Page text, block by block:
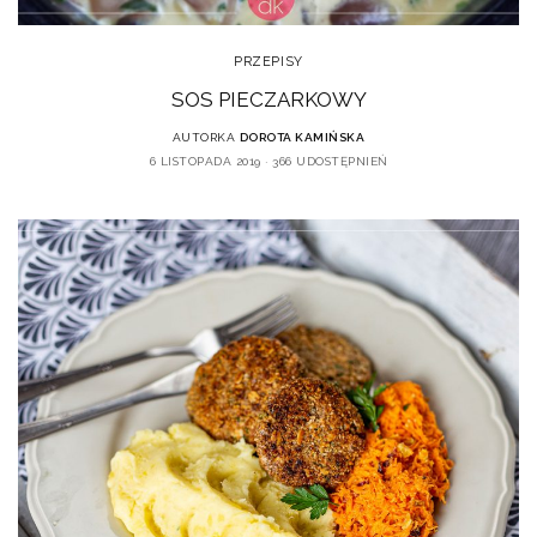
PRZEPISY
SOS PIECZARKOWY
AUTORKA DOROTA KAMIŃSKA
6 LISTOPADA 2019
366 UDOSTĘPNIEŃ